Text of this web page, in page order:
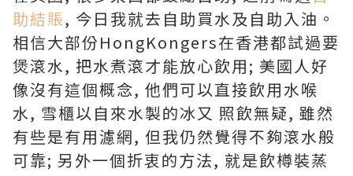
助結賬, 今日我就去自助買水及自助入油。
相信大部份HongKongers在香港都試過要
煲滾水, 把水煮滾才能放心飲用; 美國人好
像沒有這個概念, 他們可以直接飲用水喉
水, 雪櫃以自來水製的冰又 照飲無疑, 雖然
有些是有用濾網, 但我仍然覺得不夠滾水般
可靠; 另外一個折衷的方法, 就是飲樽裝蒸